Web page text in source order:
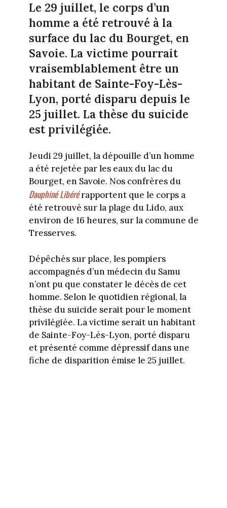
Le 29 juillet, le corps d’un
homme a été retrouvé à la
surface du lac du Bourget, en
Savoie. La victime pourrait
vraisemblablement être un
habitant de Sainte-Foy-Lès-
Lyon, porté disparu depuis le
25 juillet. La thèse du suicide
est privilégiée.
Jeudi 29 juillet, la dépouille d’un homme
a été rejetée par les eaux du lac du
Bourget, en Savoie. Nos confrères du
Dauphiné Libérérapportent que le corps a
été retrouvé sur la plage du Lido, aux
environ de 16 heures, sur la commune de
Tresserves.
Dépêchés sur place, les pompiers
accompagnés d’un médecin du Samu
n’ont pu que constater le décès de cet
homme. Selon le quotidien régional, la
thèse du suicide serait pour le moment
privilégiée. La victime serait un habitant
de Sainte-Foy-Lès-Lyon, porté disparu
et présenté comme dépressif dans une
fiche de disparition émise le 25 juillet.